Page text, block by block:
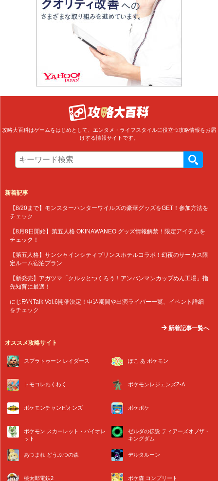
攻略大百科はゲームをはじめとして、エンタメ・ライフスタイルに役立つ攻略情報をお届
けする情報サイトです。
新着記事
【8/20まで】モンスターハンターワイルズの豪華グッズをGET！参加方法を
チェック
【8月8日開始】第五人格 OKINAWANEO グッズ情報解禁！限定アイテムを
チェック！
【第五人格】サンシャインシティプリンスホテルコラボ！幻夜のサーカス限
定ルーム宿泊プラン
【新発売】アガツマ「クルッとつくろう！アンパンマンカップめん工場」指
先知育に最適！
にじFANTalk Vol.6開催決定！申込期間や出演ライバー一覧、イベント詳細
をチェック
新着記事一覧へ
オススメ攻略サイト
スプラトゥーン レイダース ぽこ あ ポケモン
トモコレわくわく ポケモンレジェンズZ-A
ポケモンチャンピオンズ ポケポケ
ポケモン スカーレット・バイオレ
ット
ゼルダの伝説 ティアーズオブザ・
キングダム
あつまれ どうぶつの森 デルタルーン
桃太郎電鉄2 ポケ森 コンプリート